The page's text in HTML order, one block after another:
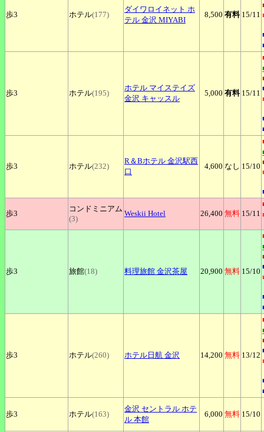
歩3 ホテル(177)
ダイワロイネット ホ
テル 金沢 MIYABI
8,500 有料 15/11
歩3 ホテル(195)
ホテル マイステイズ
金沢 キャッスル
5,000 有料 15/11
歩3 ホテル(232)
R＆Bホテル 金沢駅西
口
4,600 なし 15/10
歩3
コンドミニアム
(3)
Weskii Hotel 26,400 無料 15/11
歩3 旅館(18) 料理旅館 金沢茶屋 20,900 無料 15/10
歩3 ホテル(260) ホテル日航 金沢 14,200 無料 13/12
歩3 ホテル(163)
金沢 セントラル ホテ
ル 本館
6,000 無料 15/10